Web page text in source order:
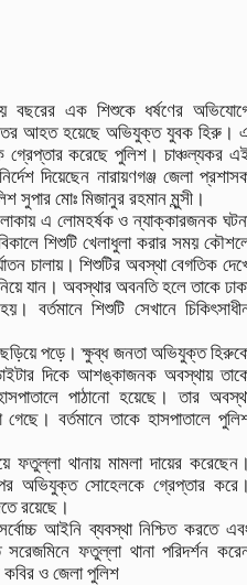
বছরের এক শিশুকে ধর্ষণের
আহত হয়েছে অভিযুক্ত যুবক হিরু।
করেছে পুলিশ। চাঞ্চল্যকর
দিয়েছেন নারায়ণগঞ্জ জেলা
সুপার মোঃ মিজানুর রহমান মুন্সী।
এ লোমহর্ষক ও ন্যাক্কারজনক
শিশুটি খেলাধুলা করার সময়
চালায়। শিশুটির অবস্থা বেগতিক
যান। অবস্থার অবনতি হলে তাকে
বর্তমানে শিশুটি সেখানে
পড়ে। ক্ষুব্ধ জনতা অভিযুক্ত
দিকে আশঙ্কাজনক অবস্থায়
পাঠানো হয়েছে। তার
বর্তমানে তাকে হাসপাতালে
ফতুল্লা থানায় মামলা দায়ের
অভিযুক্ত সোহেলকে গ্রেপ্তার
রয়েছে।
আইনি ব্যবস্থা নিশ্চিত করতে
ফতুল্লা থানা পরিদর্শন
কবির ও জেলা পুলিশ